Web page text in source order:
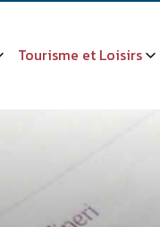
Tourisme et Loisirs